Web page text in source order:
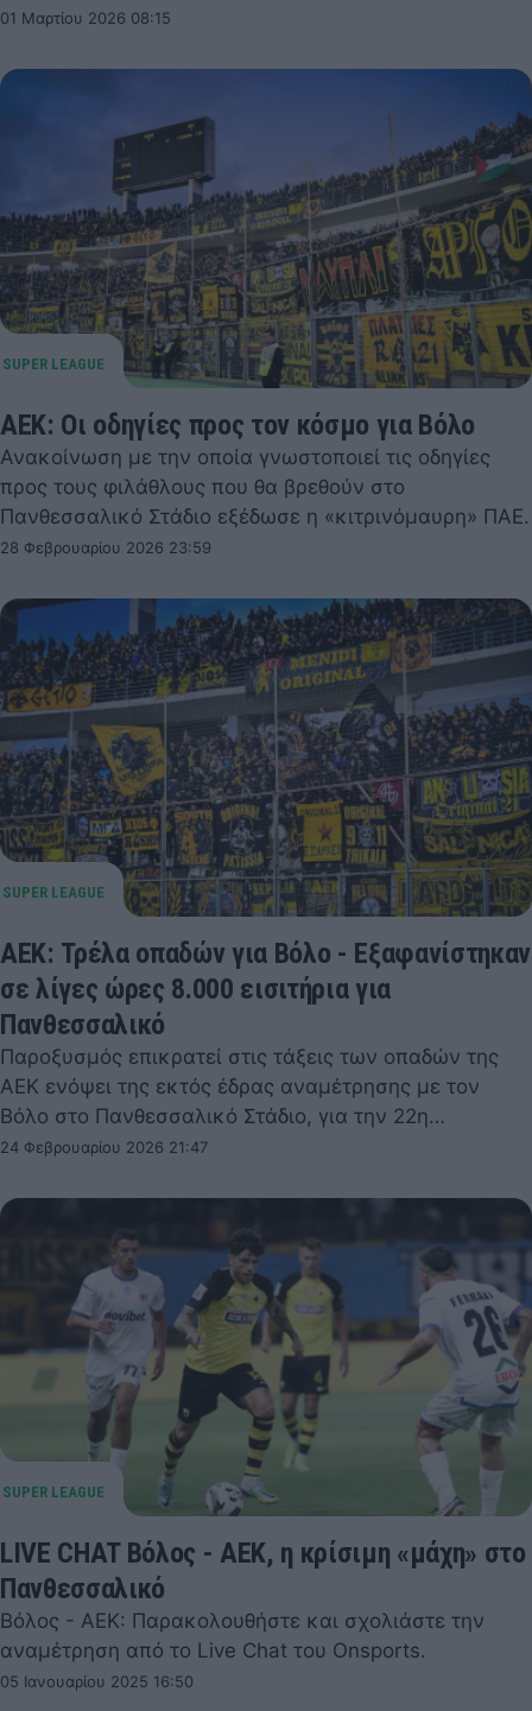
01 Μαρτίου 2026 08:15
ΑΕΚ: Οι οδηγίες προς τον κόσμο για Βόλο
Ανακοίνωση με την οποία γνωστοποιεί τις οδηγίες
προς τους φιλάθλους που θα βρεθούν στο
Πανθεσσαλικό Στάδιο εξέδωσε η «κιτρινόμαυρη» ΠΑΕ.
28 Φεβρουαρίου 2026 23:59
ΑΕΚ: Τρέλα οπαδών για Βόλο - Εξαφανίστηκαν
σε λίγες ώρες 8.000 εισιτήρια για
Πανθεσσαλικό
Παροξυσμός επικρατεί στις τάξεις των οπαδών της
ΑΕΚ ενόψει της εκτός έδρας αναμέτρησης με τον
Βόλο στο Πανθεσσαλικό Στάδιο, για την 22η…
24 Φεβρουαρίου 2026 21:47
LIVE CHAT Βόλος - ΑΕΚ, η κρίσιμη «μάχη» στο
Πανθεσσαλικό
Βόλος - ΑΕΚ: Παρακολουθήστε και σχολιάστε την
αναμέτρηση από το Live Chat του Onsports.
05 Ιανουαρίου 2025 16:50